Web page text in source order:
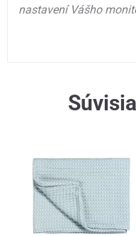
nastavení Vášho